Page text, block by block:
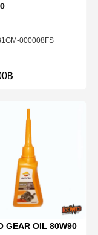
000008FS
฿
GEAR OIL 80W90